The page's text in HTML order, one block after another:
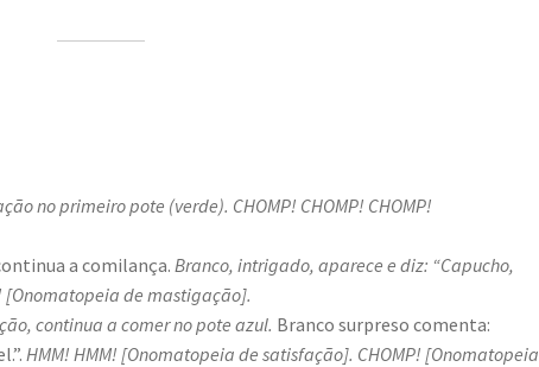
no primeiro pote (verde). CHOMP! CHOMP! CHOMP!
a comilança. Branco, intrigado, aparece e diz: “Capucho,
[Onomatopeia de mastigação].
continua a comer no pote azul. Branco surpreso comenta:
HMM! HMM! [Onomatopeia de satisfação]. CHOMP! [Onomatopeia